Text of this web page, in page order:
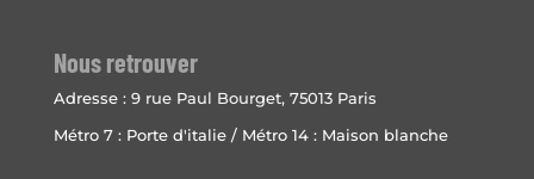
Nous retrouver
Adresse : 9 rue Paul Bourget, 75013 Paris
Métro 7 : Porte d'italie / Métro 14 : Maison blanche